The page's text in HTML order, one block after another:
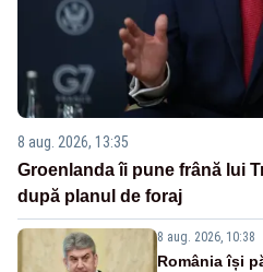
8 aug. 2026, 13:35
Groenlanda îi pune frână lui
după planul de foraj
8 aug. 2026, 10:38
România își